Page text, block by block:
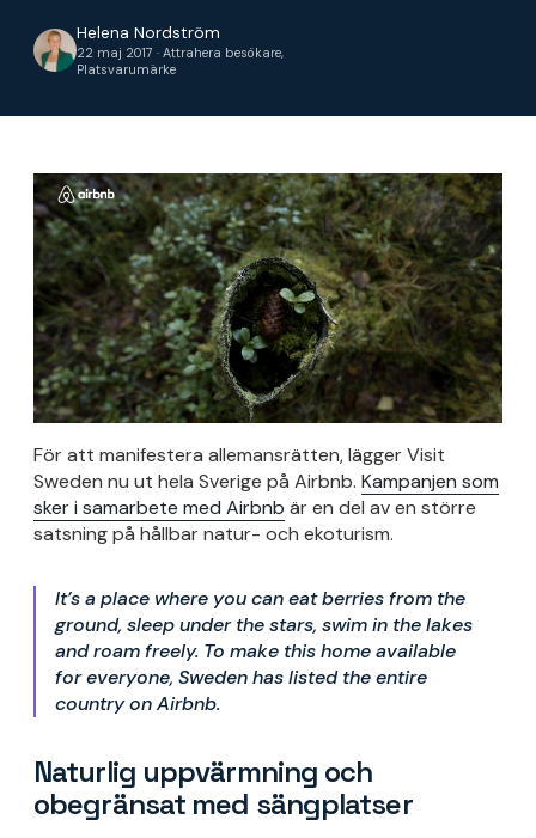
Helena Nordström
22 maj 2017 · Attrahera besökare,
Platsvarumärke
För att manifestera allemansrätten, lägger Visit
Sweden nu ut hela Sverige på Airbnb. Kampanjen som
sker i samarbete med Airbnb är en del av en större
satsning på hållbar natur- och ekoturism.
It’s a place where you can eat berries from the
ground, sleep under the stars, swim in the lakes
and roam freely. To make this home available
for everyone, Sweden has listed the entire
country on Airbnb.
Naturlig uppvärmning och
obegränsat med sängplatser